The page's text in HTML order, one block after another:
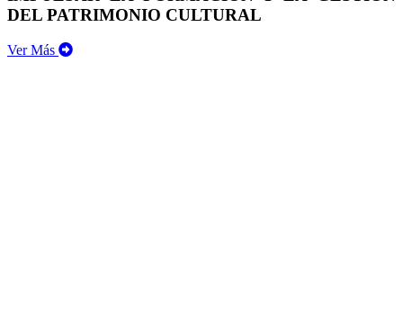
DEL PATRIMONIO CULTURAL
Ver Más